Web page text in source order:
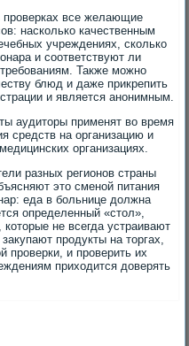
проверках все желающие
насколько качественным
учреждениях, сколько
и соответствуют ли
Также можно
блюд и даже прикрепить
и является анонимным.
аудиторы применят во время
средств на организацию и
организациях.
разных регионов страны
это сменой питания
еда в больнице должна
определенный «стол»,
не всегда устраивают
продукты на торгах,
проверки, и проверить их
приходится доверять